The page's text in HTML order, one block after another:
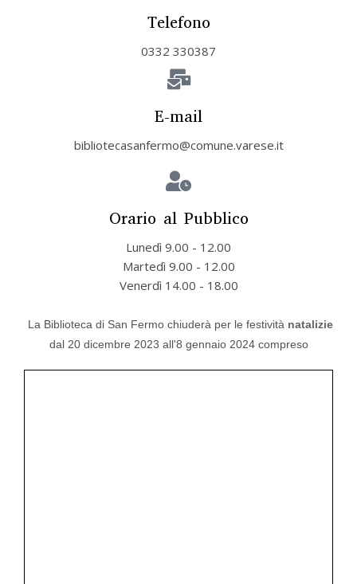
Telefono
0332 330387
E-mail
bibliotecasanfermo@comune.varese.it
Orario al Pubblico
Lunedì 9.00 - 12.00
Martedì 9.00 - 12.00
Venerdì 14.00 - 18.00
La Biblioteca di San Fermo chiuderà per le festività natalizie
dal 20 dicembre 2023 all'8 gennaio 2024 compreso